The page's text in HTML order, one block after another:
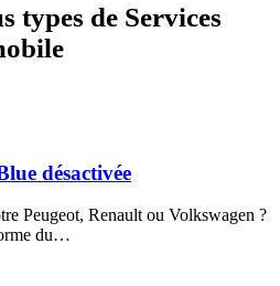
types de Services
désactivée
Peugeot, Renault ou Volkswagen ?
du…